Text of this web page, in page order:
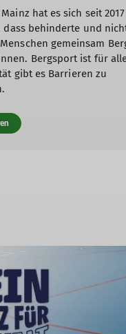
hat es sich seit
dass behinderte und
gemeinsam
Bergsport ist für
gibt es Barrieren zu